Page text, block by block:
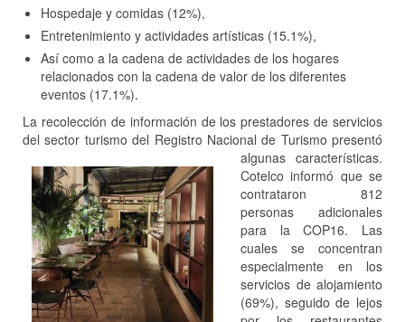
Hospedaje y comidas (12%),
Entretenimiento y actividades artísticas (15.1%),
Así como a la cadena de actividades de los hogares
relacionados con la cadena de valor de los diferentes
eventos (17.1%).
La recolección de información de los prestadores de servicios
del sector turismo del Registro Nacional de Turismo presentó
algunas características.
Cotelco informó que se
contrataron 812
personas adicionales
para la COP16. Las
cuales se concentran
especialmente en los
servicios de alojamiento
(69%), seguido de lejos